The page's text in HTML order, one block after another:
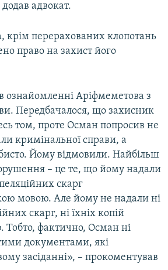
адвокат.
крім перерахованих клопотань
право на захист його
ознайомленні Аріфмеметова з
Передбачалося, що захисник
том, проте Осман попросив не
кримінальної справи, а
Йому відмовили. Найбільш
– це те, що йому надали
скарг
мовою. Але йому не надали ні
скарг, ні їхніх копій
Тобто, фактично, Осман ні
документами, які
засіданні», – прокоментував